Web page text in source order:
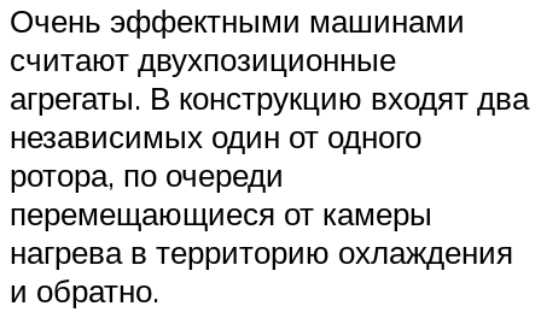
Очень эффектными машинами
считают двухпозиционные
агрегаты. В конструкцию входят два
независимых один от одного
ротора, по очереди
перемещающиеся от камеры
нагрева в территорию охлаждения
и обратно.